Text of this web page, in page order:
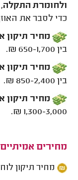
ולחומרת התקלה,
כדי לסבר את
מחיר תיקון
בין 650-1,700 ₪.
מחיר תיקון
בין 850-2,400 ₪.
מחיר תיקון
1,300-3,000 ₪.
מחירים
מחיר תיקון לוח